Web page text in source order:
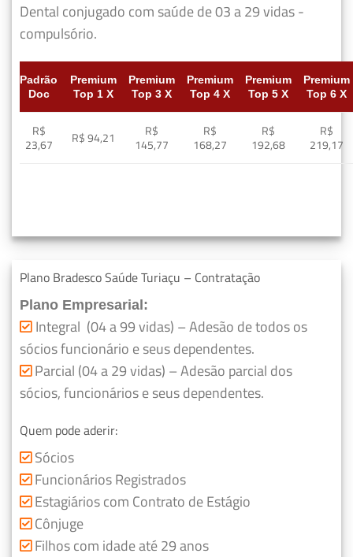
Dental conjugado com saúde de 03 a 29 vidas -
compulsório.
Padrão
Doc
Premium
Top 1 X
Premium
Top 3 X
Premium
Top 4 X
Premium
Top 5 X
Premium
Top 6 X
R$
23,67
R$ 94,21
R$
145,77
R$
168,27
R$
192,68
R$
219,17
Plano Bradesco Saúde Turiaçu – Contratação
Plano Empresarial:
Integral (04 a 99 vidas) – Adesão de todos os
sócios funcionário e seus dependentes.
Parcial (04 a 29 vidas) – Adesão parcial dos
sócios, funcionários e seus dependentes.
Quem pode aderir:
Sócios
Funcionários Registrados
Estagiários com Contrato de Estágio
Cônjuge
Filhos com idade até 29 anos